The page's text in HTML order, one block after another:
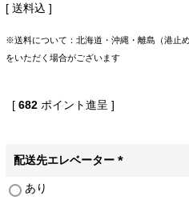
送料込
※送料について：北海道・沖縄・離島（港止
をいただく場合がございます
[ 682 ポイント進呈 ]
配送先エレベーター
あり